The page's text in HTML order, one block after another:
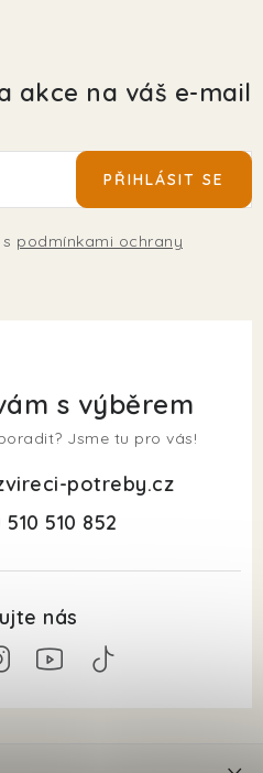
akce na váš e-mail
podmínkami ochrany
PŘIHLÁSIT SE
s výběrem
Jsme tu pro vás!
potreby.cz
510 510 852